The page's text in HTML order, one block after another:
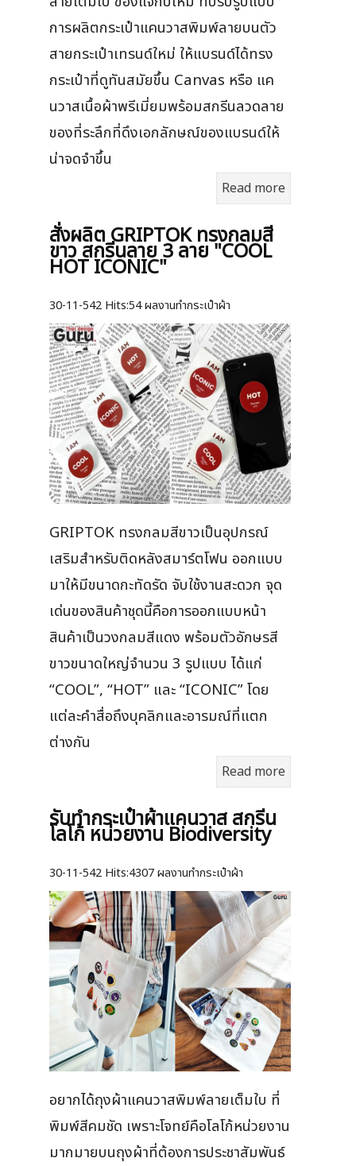
การผลิตกระเป๋าแคนวาสพิมพ์ลายบนตัว
สายกระเป๋าเทรนด์ใหม่ ให้แบรนด์ได้ทรง
กระเป๋าที่ดูทันสมัยขึ้น Canvas หรือ แค
นวาสเนื้อผ้าพรีเมี่ยมพร้อมสกรีนลวดลาย
ของที่ระลึกที่ดึงเอกลักษณ์ของแบรนด์ให้
น่าจดจำขึ้น
Read more
สั่งผลิต GRIPTOK ทรงกลมสี
ขาว สกรีนลาย 3 ลาย "COOL
HOT ICONIC"
30-11-542 Hits:54 ผลงานทำกระเป๋าผ้า
GRIPTOK ทรงกลมสีขาวเป็นอุปกรณ์
เสริมสำหรับติดหลังสมาร์ตโฟน ออกแบบ
มาให้มีขนาดกะทัดรัด จับใช้งานสะดวก จุด
เด่นของสินค้าชุดนี้คือการออกแบบหน้า
สินค้าเป็นวงกลมสีแดง พร้อมตัวอักษรสี
ขาวขนาดใหญ่จำนวน 3 รูปแบบ ได้แก่
“COOL”, “HOT” และ “ICONIC” โดย
แต่ละคำสื่อถึงบุคลิกและอารมณ์ที่แตก
ต่างกัน
Read more
รับทำกระเป๋าผ้าแคนวาส สกรีน
โลโก้ หน่วยงาน Biodiversity
30-11-542 Hits:4307 ผลงานทำกระเป๋าผ้า
อยากได้ถุงผ้าแคนวาสพิมพ์ลายเต็มใบ ที่
พิมพ์สีคมชัด เพราะโจทย์คือโลโก้หน่วยงาน
มากมายบนถุงผ้าที่ต้องการประชาสัมพันธ์